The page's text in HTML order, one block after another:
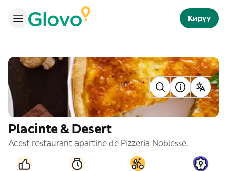
Кирүү
Placinte & Desert
Acest restaurant apartine de Pizzeria Noblesse.